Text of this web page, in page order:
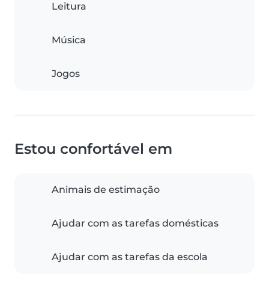
Leitura
Música
Jogos
Estou confortável em
Animais de estimação
Ajudar com as tarefas domésticas
Ajudar com as tarefas da escola